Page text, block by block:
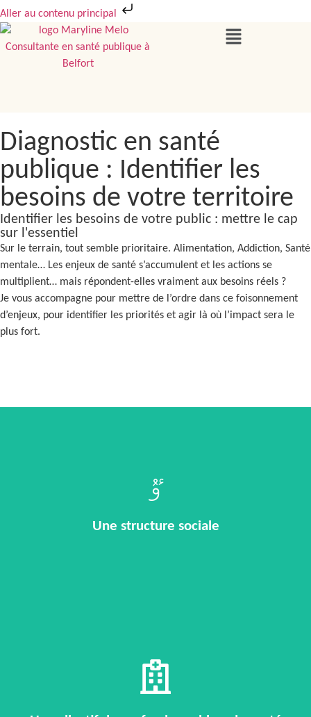
Aller au contenu principal
Diagnostic en santé
publique : Identifier les
besoins de votre territoire
Identifier les besoins de votre public : mettre le cap
sur l'essentiel
Sur le terrain, tout semble prioritaire. Alimentation, Addiction, Santé
mentale… Les enjeux de santé s’accumulent et les actions se
multiplient… mais répondent-elles vraiment aux besoins réels ?
Je vous accompagne pour mettre de l’ordre dans ce foisonnement
d’enjeux, pour identifier les priorités et agir là où l’impact sera le
plus fort.
Une structure sociale
Vos équipes sont sur tous les fronts. Vous voulez cibler vos
interventions santé, éviter de vous disperser, et donner un fil
conducteur à vos actions.
Vous devez formaliser le diagnostic de votre CPTS ou de votre MSP,